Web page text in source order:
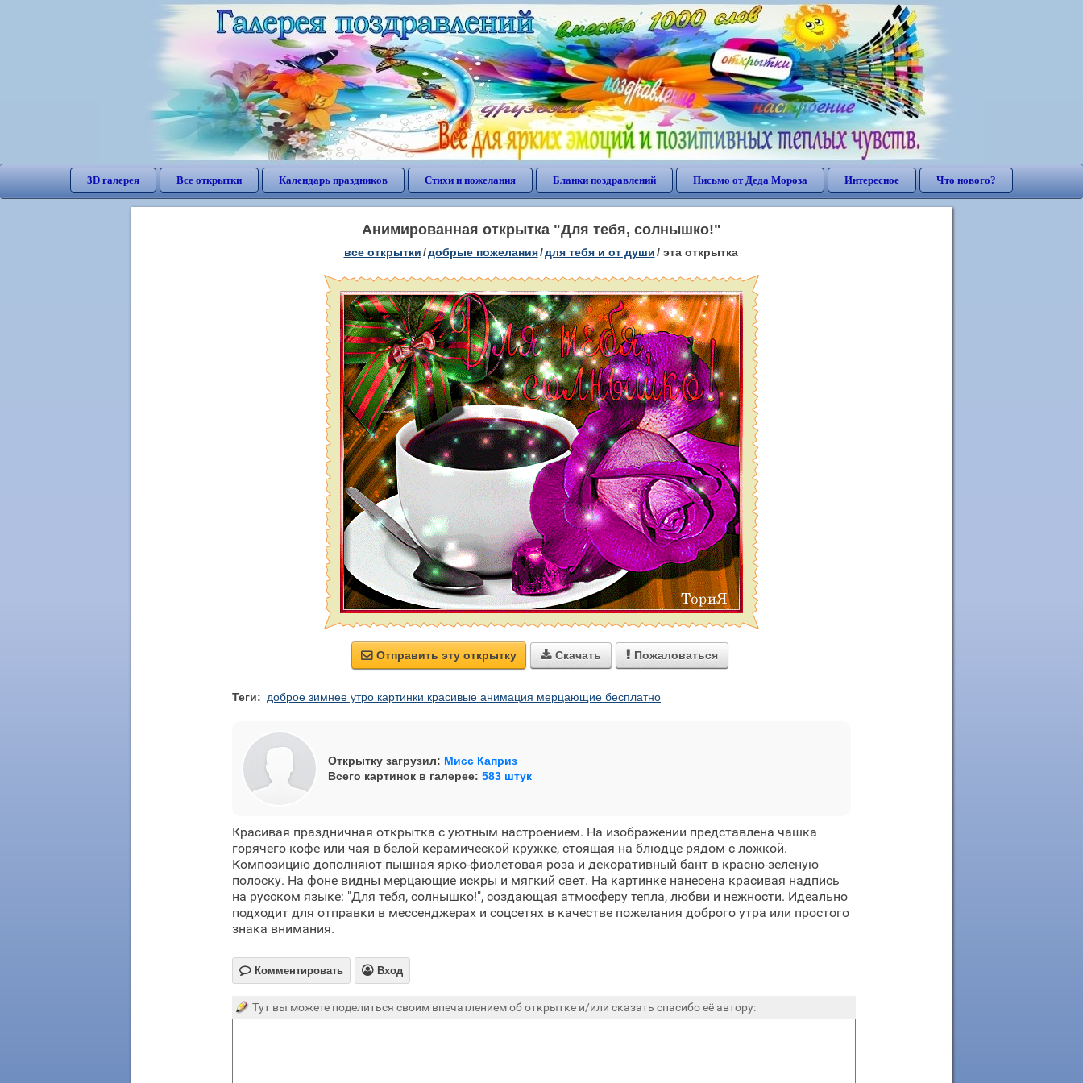
3D галерея Все открытки Календарь праздников Стихи и пожелания Бланки поздравлений Письмо от Деда Мороза Интересное Что нового?
Анимированная открытка "Для тебя, солнышко!"
все открытки/добрые пожелания/для тебя и от души/ эта открытка
 Отправить эту открытку  Скачать  Пожаловаться
Теги: доброе зимнее утро картинки красивые анимация мерцающие бесплатно
Открытку загрузил: Мисс Каприз
Всего картинок в галерее: 583 штук
Красивая праздничная открытка с уютным настроением. На изображении представлена чашка
горячего кофе или чая в белой керамической кружке, стоящая на блюдце рядом с ложкой.
Композицию дополняют пышная ярко-фиолетовая роза и декоративный бант в красно-зеленую
полоску. На фоне видны мерцающие искры и мягкий свет. На картинке нанесена красивая надпись
на русском языке: "Для тебя, солнышко!", создающая атмосферу тепла, любви и нежности. Идеально
подходит для отправки в мессенджерах и соцсетях в качестве пожелания доброго утра или простого
знака внимания.
 Комментировать  Вход
Тут вы можете поделиться своим впечатлением об открытке и/или сказать спасибо её автору: